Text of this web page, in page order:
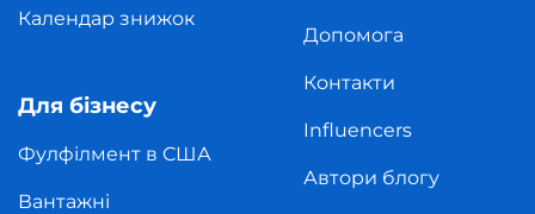
Календар знижок
Для бізнесу
Фулфілмент в США
Вантажні
Допомога
Контакти
Influencers
Автори блогу